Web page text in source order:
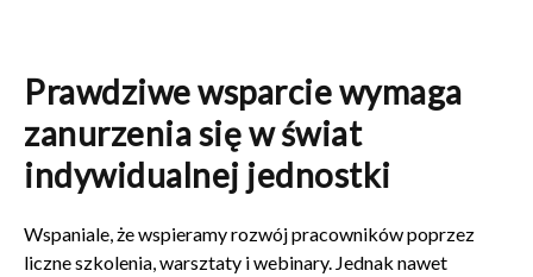
Prawdziwe wsparcie wymaga
zanurzenia się w świat
indywidualnej jednostki
Wspaniale, że wspieramy rozwój pracowników poprzez
liczne szkolenia, warsztaty i webinary. Jednak nawet